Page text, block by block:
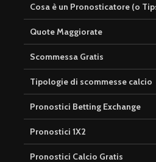
Cosa è un Pronosticatore (o
Quote Maggiorate
Scommessa Gratis
Tipologie di scommesse calcio
Pronostici Betting Exchange
Pronostici 1X2
Pronostici Calcio Gratis